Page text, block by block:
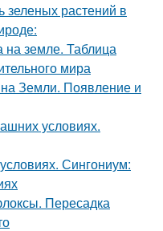
зеленых растений в
на земле. Таблица
мира
Земли. Появление и
условиях.
Сингониум:
Пересадка